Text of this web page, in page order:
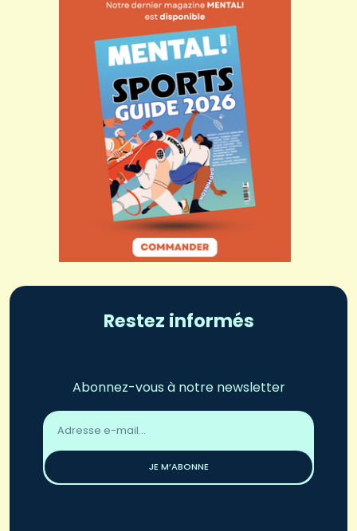
Restez informés
Abonnez-vous à notre newsletter
Adresse
email
JE M’ABONNE